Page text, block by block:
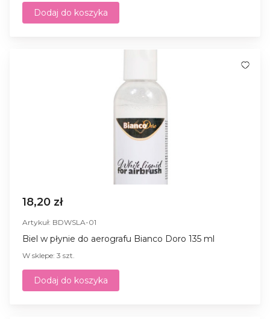
Dodaj do koszyka
18,20 zł
Artykuł: BDWSLA-01
Biel w płynie do aerografu Bianco Doro 135 ml
W sklepe: 3 szt.
Dodaj do koszyka